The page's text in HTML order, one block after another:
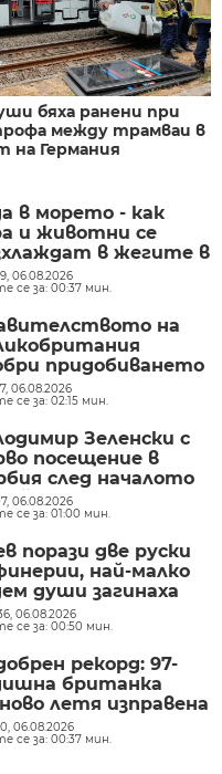
заваля на
(СНИМКИ)
бяха ранени при
между трамваи в
на Германия
в морето - как
и животни се
в жегите в
06.08.2026
се за: 00:37 мин.
на
придобиването
Брос
от
долара
06.08.2026
се за: 02:15 мин.
Зеленски с
посещение в
след началото
06.08.2026
се за: 01:00 мин.
порази две руски
най-малко
души загинаха
руски удари в
06.08.2026
се за: 00:50 мин.
рекорд: 97-
британка
летя изправена
крилото на
06.08.2026
се за: 00:37 мин.